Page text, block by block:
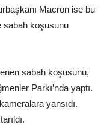
Macron ise bu
sabah koşusunu
sabah koşusunu,
Parkı’nda yaptı.
yansıdı.